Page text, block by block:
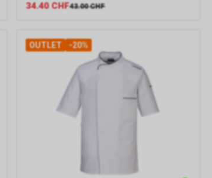
34.40 CHF43.00 CHF
OUTLET -20%